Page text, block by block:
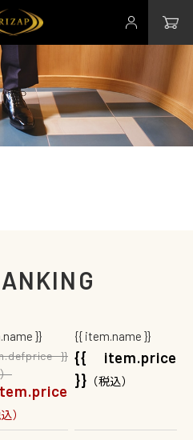
}}
}}
）
{{ item.name }}
{{ item.price
}} （税込）